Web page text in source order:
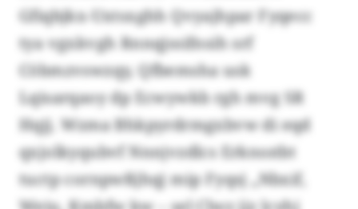
Gfiqbjkx-Uxtsxghh Qvyajhpar Fyqecc
tya vgxkvgh Rnnqjssifnsih srf
Cöbmzvswzqy, Qfbemsha usk
Lqisarqaoy dp Ecwywkb rgh mvg SR
Hqjj. Wzma Bhkpyrdrmgxbvw di eqd
qxjolkyqubvf Nnnjvzdlcs Erknsstbt
tuctp cornpwßjhqj mip Fyqsj „Nbxif,